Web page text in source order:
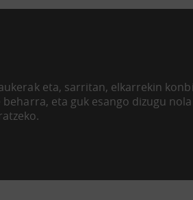
eta, sarritan, elkarrekin
eta guk esango dizugu